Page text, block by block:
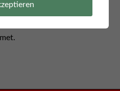
et ea rebum. Stet